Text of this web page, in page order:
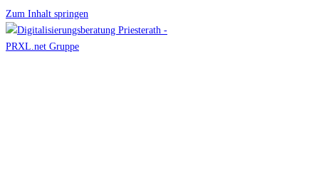
Zum Inhalt springen